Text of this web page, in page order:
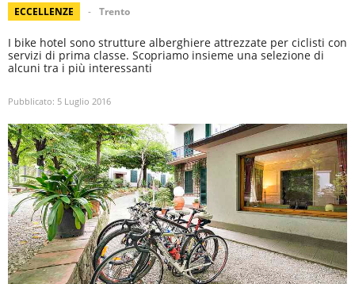
ECCELLENZE Trento
I bike hotel sono strutture alberghiere attrezzate per ciclisti con
servizi di prima classe. Scopriamo insieme una selezione di
alcuni tra i più interessanti
Pubblicato: 5 Luglio 2016